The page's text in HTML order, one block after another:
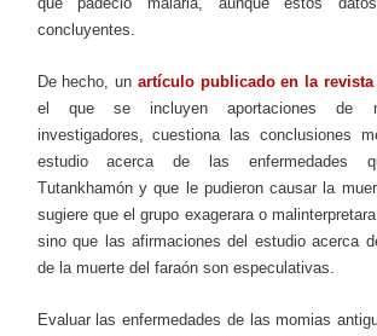
concluyentes.
De hecho, un artículo publicado en la revista
el que se incluyen aportaciones de
investigadores, cuestiona las conclusiones
estudio acerca de las enfermedades
Tutankhamón y que le pudieron causar la
sugiere que el grupo exagerara o
sino que las afirmaciones del estudio acerca
de la muerte del faraón son especulativas.
Evaluar las enfermedades de las momias